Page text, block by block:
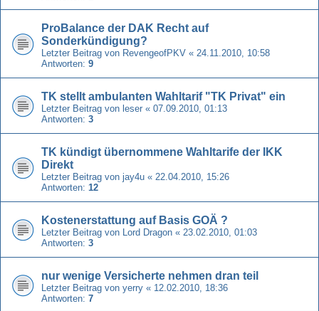
ProBalance der DAK Recht auf
Sonderkündigung?
Letzter Beitrag von RevengeofPKV « 24.11.2010, 10:58
Antworten: 9
TK stellt ambulanten Wahltarif "TK Privat" ein
Letzter Beitrag von leser « 07.09.2010, 01:13
Antworten: 3
TK kündigt übernommene Wahltarife der IKK
Direkt
Letzter Beitrag von jay4u « 22.04.2010, 15:26
Antworten: 12
Kostenerstattung auf Basis GOÄ ?
Letzter Beitrag von Lord Dragon « 23.02.2010, 01:03
Antworten: 3
nur wenige Versicherte nehmen dran teil
Letzter Beitrag von yerry « 12.02.2010, 18:36
Antworten: 7